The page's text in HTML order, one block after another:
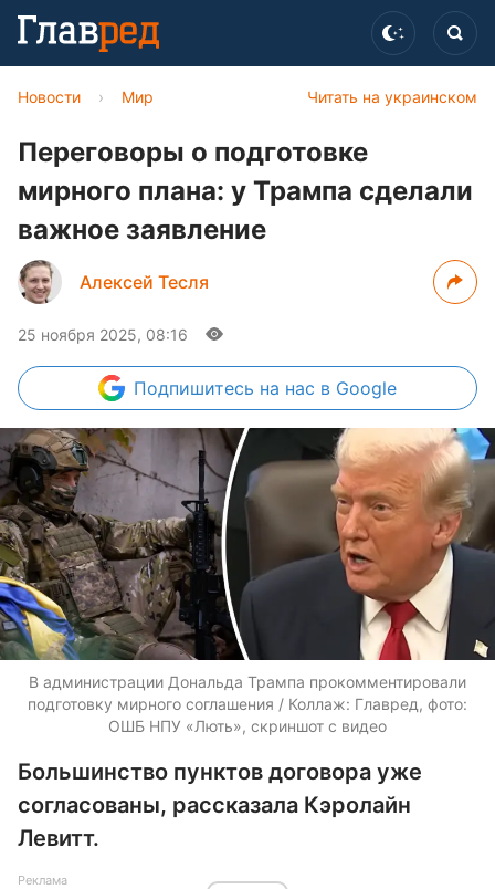
Читать на украинском
Новости › Мир
Переговоры о подготовке
мирного плана: у Трампа сделали
важное заявление
Алексей Тесля
25 ноября 2025, 08:16
Подпишитесь на нас в Google
В администрации Дональда Трампа прокомментировали
подготовку мирного соглашения / Коллаж: Главред, фото:
ОШБ НПУ «Лють», скриншот с видео
Большинство пунктов договора уже
согласованы, рассказала Кэролайн
Левитт.
Реклама